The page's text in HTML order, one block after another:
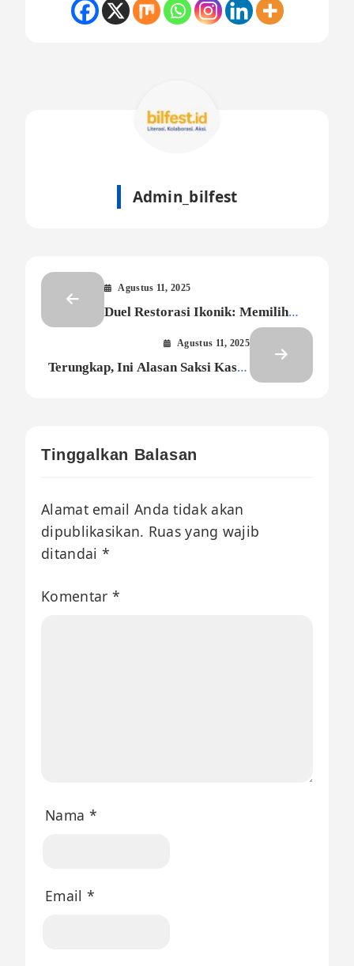
Admin_bilfest
Agustus 11, 2025
Duel Restorasi Ikonik: Memilih
Gengsi Vespa atau Garangnya
Agustus 11, 2025
Terungkap, Ini Alasan Saksi Kasus
Tinggalkan Balasan
Alamat email Anda tidak akan
dipublikasikan. Ruas yang wajib
ditandai *
Komentar *
Nama *
Email *